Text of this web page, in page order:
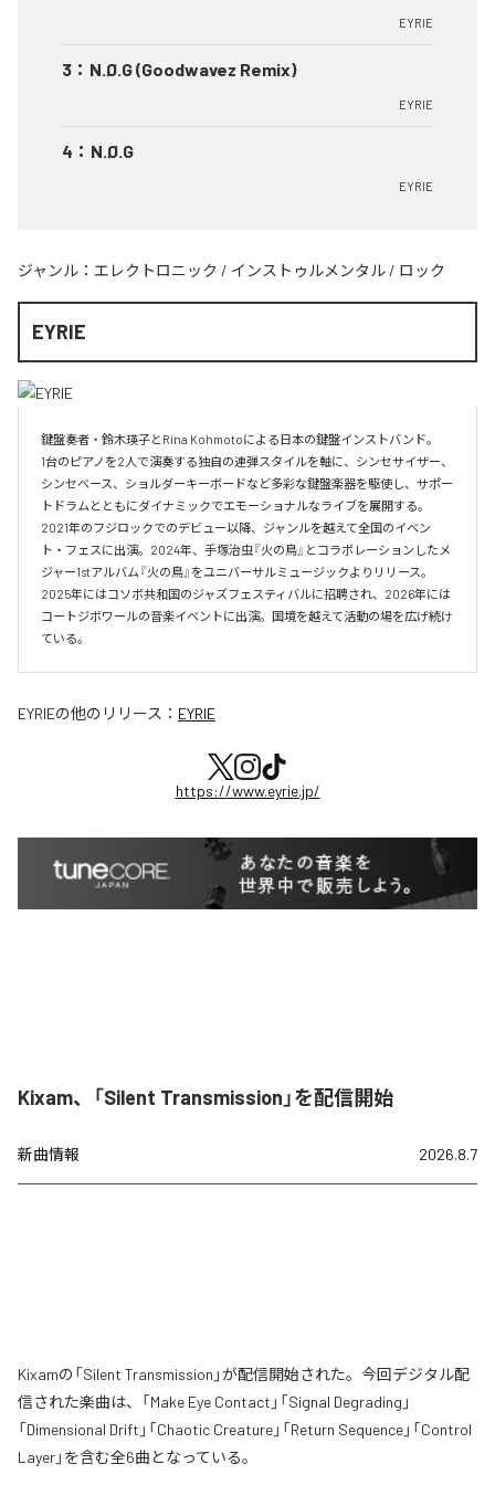
EYRIE
3 ： N.Ø.G (Goodwavez Remix)
EYRIE
4 ： N.Ø.G
EYRIE
ジャンル： エレクトロニック / インストゥルメンタル / ロック
EYRIE
鍵盤奏者・鈴木瑛子とRina Kohmotoによる日本の鍵盤インストバンド。
1台のピアノを2人で演奏する独自の連弾スタイルを軸に、シンセサイザー、
シンセベース、ショルダーキーボードなど多彩な鍵盤楽器を駆使し、サポー
トドラムとともにダイナミックでエモーショナルなライブを展開する。
2021年のフジロックでのデビュー以降、ジャンルを越えて全国のイベン
ト・フェスに出演。2024年、手塚治虫『火の鳥』とコラボレーションしたメ
ジャー1stアルバム『火の鳥』をユニバーサルミュージックよりリリース。
2025年にはコソボ共和国のジャズフェスティバルに招聘され、2026年には
コートジボワールの音楽イベントに出演。国境を越えて活動の場を広げ続け
ている。​
EYRIEの他のリリース： EYRIE
https://www.eyrie.jp/
Kixam、「Silent Transmission」を配信開始
新曲情報 2026.8.7
Kixamの「Silent Transmission」が配信開始された。今回デジタル配
信された楽曲は、「Make Eye Contact」「Signal Degrading」
「Dimensional Drift」「Chaotic Creature」「Return Sequence」「Control
Layer」を含む全6曲となっている。